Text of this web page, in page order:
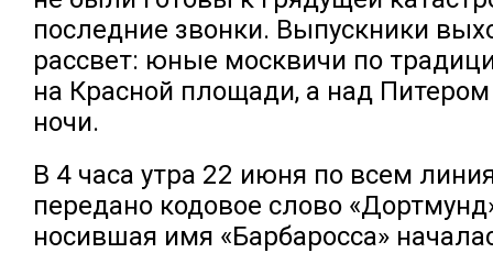
последние звонки. Выпускники
рассвет: юные москвичи по
на Красной площади, а над
ночи.
В 4 часа утра 22 июня по всем
передано кодовое слово
носившая имя «Барбаросса»